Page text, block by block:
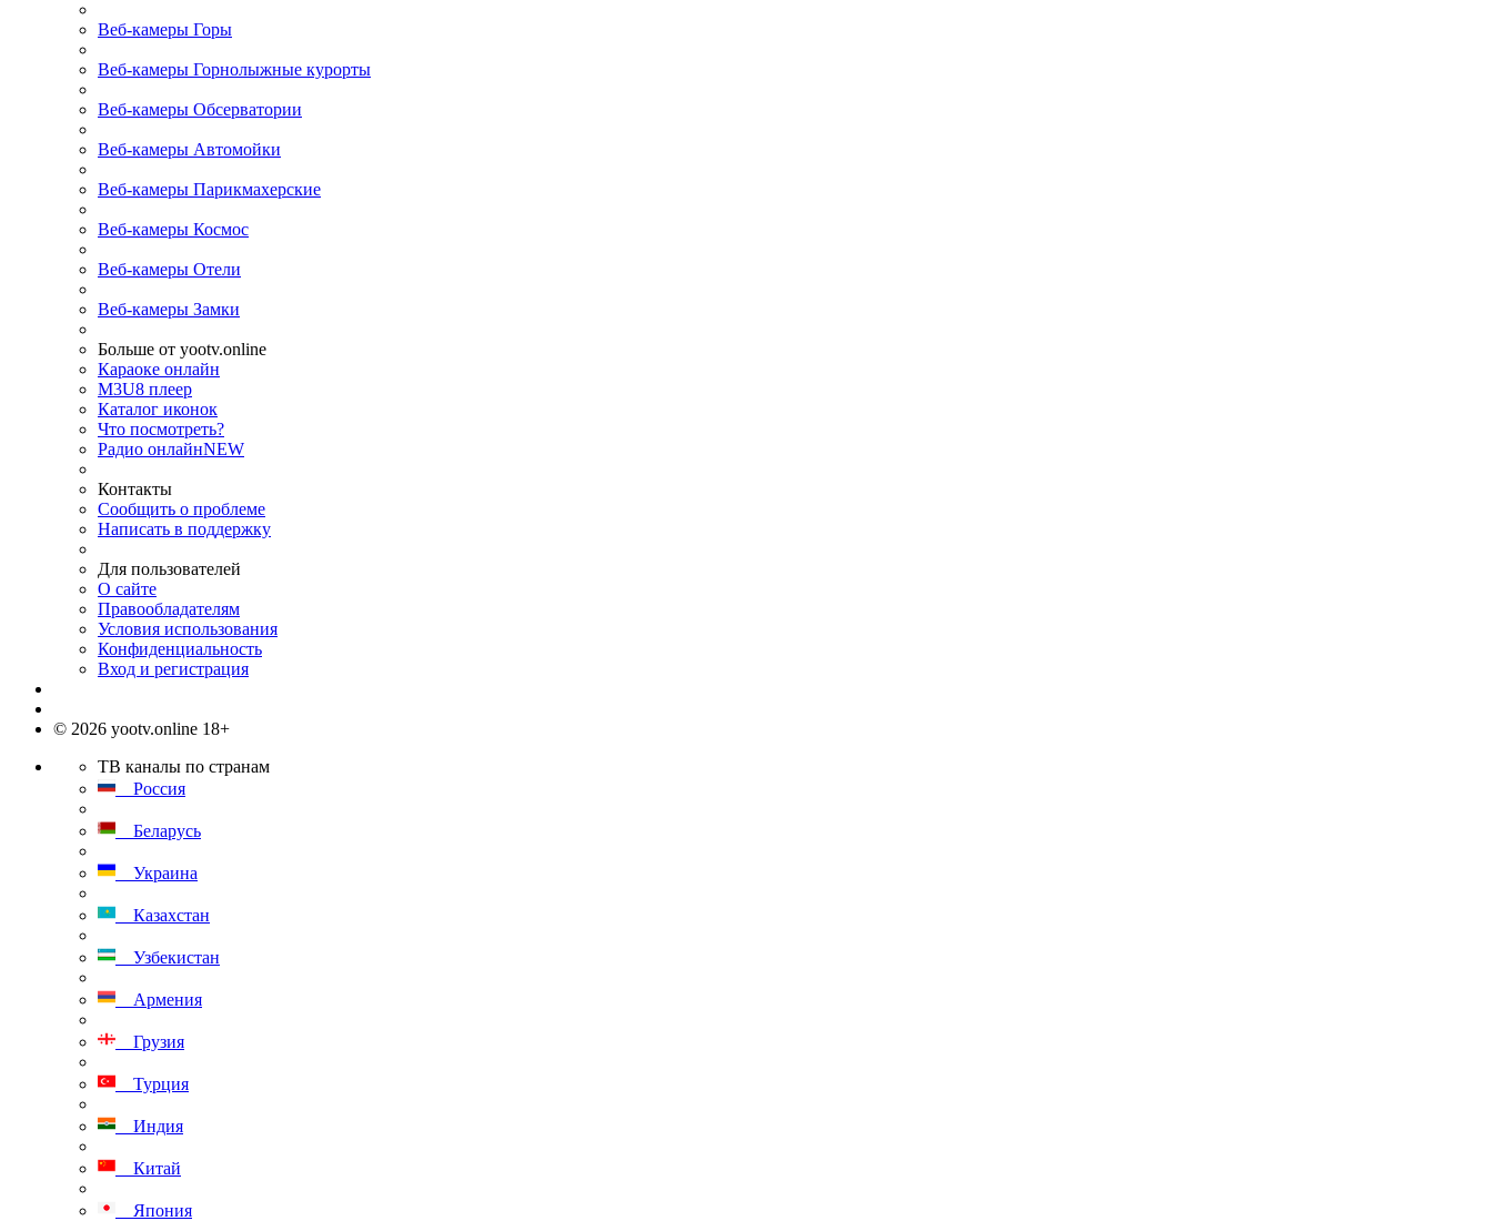
Веб-камеры Горы
Веб-камеры Горнолыжные курорты
Веб-камеры Обсерватории
Веб-камеры Автомойки
Веб-камеры Парикмахерские
Веб-камеры Космос
Веб-камеры Отели
Веб-камеры Замки
Больше от yootv.online
Караоке онлайн
M3U8 плеер
Каталог иконок
Что посмотреть?
Радио онлайнNEW
Контакты
Сообщить о проблеме
Написать в поддержку
Для пользователей
О сайте
Правообладателям
Условия использования
Конфиденциальность
Вход и регистрация
© 2026 yootv.online 18+
ТВ каналы по странам
Россия
Беларусь
Украина
Казахстан
Узбекистан
Армения
Грузия
Турция
Индия
Китай
Япония